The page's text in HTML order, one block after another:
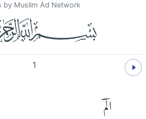
by Muslim Ad Network
1
الٓمٓ